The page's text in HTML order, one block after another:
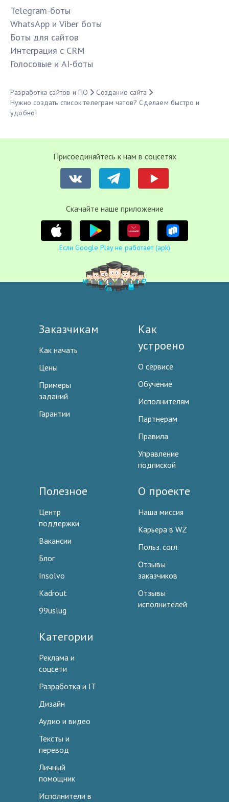
Telegram-боты
WhatsApp и Viber боты
Боты для сайтов
Интеграция с CRM
Голосовые и AI-боты
Разработка сайтов и ПО
Создание сайта
Нужно создать список телеграм чатов? Сделаем быстро и
удобно!
Присоединяйтесь к нам в соцсетях
Cкачайте наше приложение
Если Google Play не работает (apk)
Заказчикам
Как начать
Цены
Примеры
заданий
Гарантии
Как
устроено
О сервисе
Обучение
Исполнителям
Партнерам
Правила
Управление
подпиской
Полезное
Центр
поддержки
Вакансии
Блог
Insolvo
Kadrout
99uslug
О проекте
Наша миссия
Карьера в WZ
Польз. согл.
Отзывы
заказчиков
Отзывы
исполнителей
Категории
Реклама и
соцсети
Разработка и IT
Дизайн
Аудио и видео
Тексты и
перевод
Личный
помощник
Исполнители в